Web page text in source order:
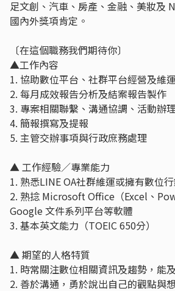
足文創、汽車、房產、金融、美妝及
國內外獎項肯定。
〔在這個職務我們期待你〕
▲工作內容
1. 協助數位平台、社群平台經營及維運
2. 每月成效報告分析及結案報告製作
3. 專案相關聯繫、溝通協調、活動辦
4. 簡報撰寫及提報
5. 主管交辦事項與行政庶務處理
▲ 工作經驗／專業能力
1. 熟悉LINE OA社群維運或擁有數位
2. 熟捻 Microsoft Office（Excel、
Google 文件系列平台等軟體
3. 基本英文能力（TOEIC 650分）
▲ 期望的人格特質
1. 時常關注數位相關資訊及趨勢，能
2. 善於溝通，勇於說出自己的觀點與